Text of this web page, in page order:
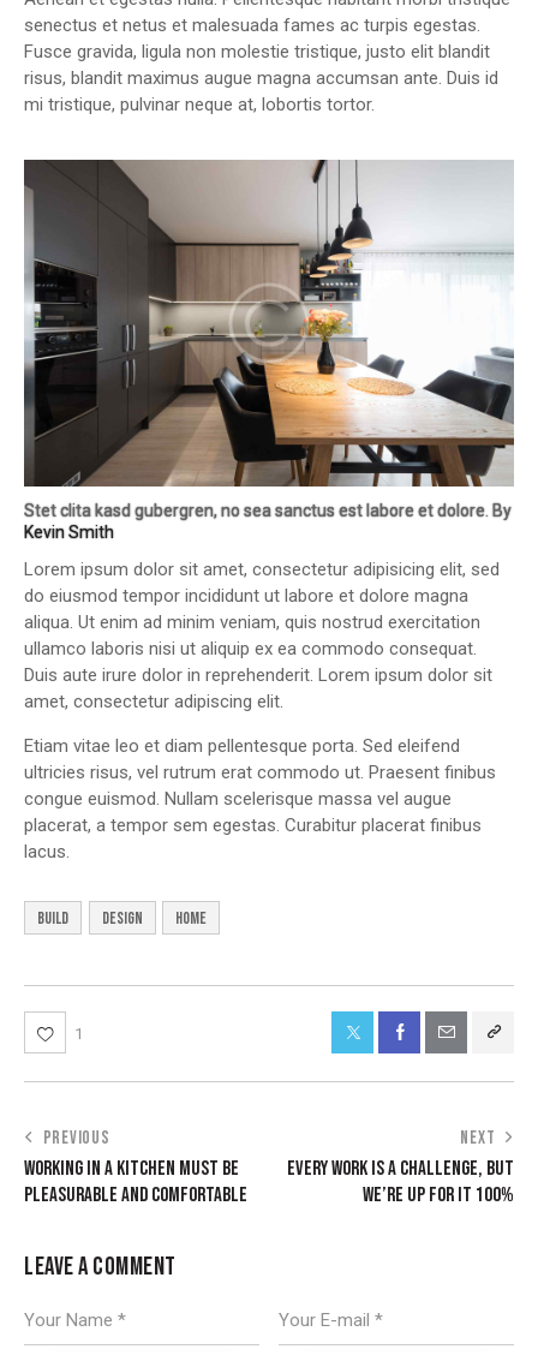
senectus et netus et malesuada fames ac turpis egestas.
Fusce gravida, ligula non molestie tristique, justo elit blandit
risus, blandit maximus augue magna accumsan ante. Duis id
mi tristique, pulvinar neque at, lobortis tortor.
Stet clita kasd gubergren, no sea sanctus est labore et dolore. By
Kevin Smith
Lorem ipsum dolor sit amet, consectetur adipisicing elit, sed
do eiusmod tempor incididunt ut labore et dolore magna
aliqua. Ut enim ad minim veniam, quis nostrud exercitation
ullamco laboris nisi ut aliquip ex ea commodo consequat.
Duis aute irure dolor in reprehenderit. Lorem ipsum dolor sit
amet, consectetur adipiscing elit.
Etiam vitae leo et diam pellentesque porta. Sed eleifend
ultricies risus, vel rutrum erat commodo ut. Praesent finibus
congue euismod. Nullam scelerisque massa vel augue
placerat, a tempor sem egestas. Curabitur placerat finibus
lacus.
build design home
1
NAVIGAZIONE
ARTICOLI
PREVIOUS
WORKING IN A KITCHEN MUST BE
PLEASURABLE AND COMFORTABLE
NEXT
EVERY WORK IS A CHALLENGE, BUT
WE’RE UP FOR IT 100%
LEAVE A COMMENT